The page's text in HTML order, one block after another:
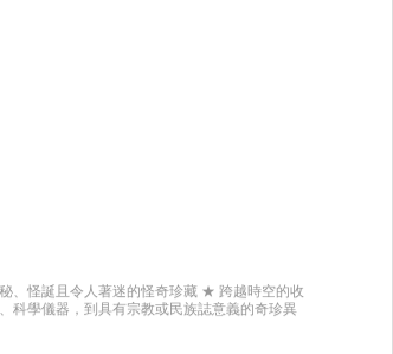
書改編自《貓戰士》首部曲第三集《祕密之
的視覺敘事，帶領讀者進入貓戰士的冒險國
事節奏，一翻頁就停不下來。 ◆精緻的視覺饗
。 ◆老粉收藏，新粉的最佳入門：喜愛原著的
受故事。 《貓戰士》系列小說的榮譽紀錄： ◆
星評價 ◆版權銷售日、韓、法、德、俄等16國
◆2009年臺北縣國民中小學滿天星閱讀計畫
（4-6年級推薦） 本書特色 ◎閱讀門檻低，培
。 ◎同時培養圖像與文字的閱讀能力。 ◎可搭
、怪誕且令人著迷的怪奇珍藏 ★ 跨越時空的收
科學儀器，到具有宗教或民族誌意義的奇珍異
，來試圖理解世界、展示權力，並模糊科學與
本、骷髏藝術及與死亡相關的奇異文物，展現